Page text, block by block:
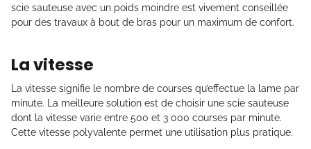
scie sauteuse avec un poids moindre est vivement conseillée
pour des travaux à bout de bras pour un maximum de confort.
La vitesse
La vitesse signifie le nombre de courses qu’effectue la lame par
minute. La meilleure solution est de choisir une scie sauteuse
dont la vitesse varie entre 500 et 3 000 courses par minute.
Cette vitesse polyvalente permet une utilisation plus pratique.